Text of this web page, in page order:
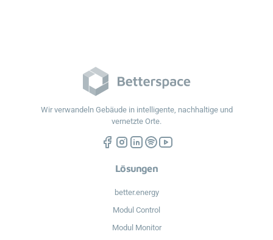
Wir verwandeln Gebäude in intelligente, nachhaltige und
vernetzte Orte.
Lösungen
better.energy
Modul Control
Modul Monitor